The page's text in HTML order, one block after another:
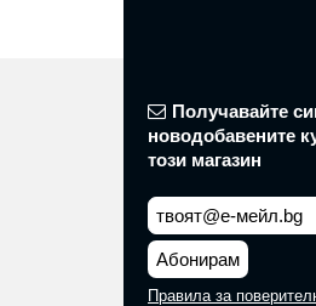
Получавайте
новодобавените
този магазин
Абонирам
Правила за